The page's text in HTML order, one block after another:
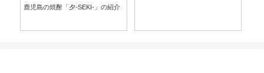
鹿児島の焼酎「夕-SEKI-」の紹介